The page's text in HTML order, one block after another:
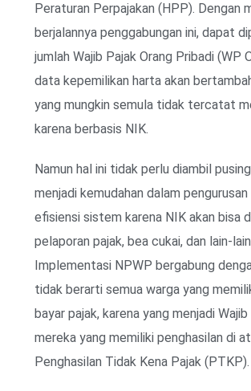
Peraturan Perpajakan (HPP). Dengan
berjalannya penggabungan ini, dapat
jumlah Wajib Pajak Orang Pribadi (WP
data kepemilikan harta akan
yang mungkin semula tidak tercatat
karena berbasis NIK.
Namun hal ini tidak perlu diambil
menjadi kemudahan dalam
efisiensi sistem karena NIK akan bisa
pelaporan pajak, bea cukai, dan lain-
Implementasi NPWP bergabung
tidak berarti semua warga yang
bayar pajak, karena yang menjadi
mereka yang memiliki penghasilan di
Penghasilan Tidak Kena Pajak (PTKP).